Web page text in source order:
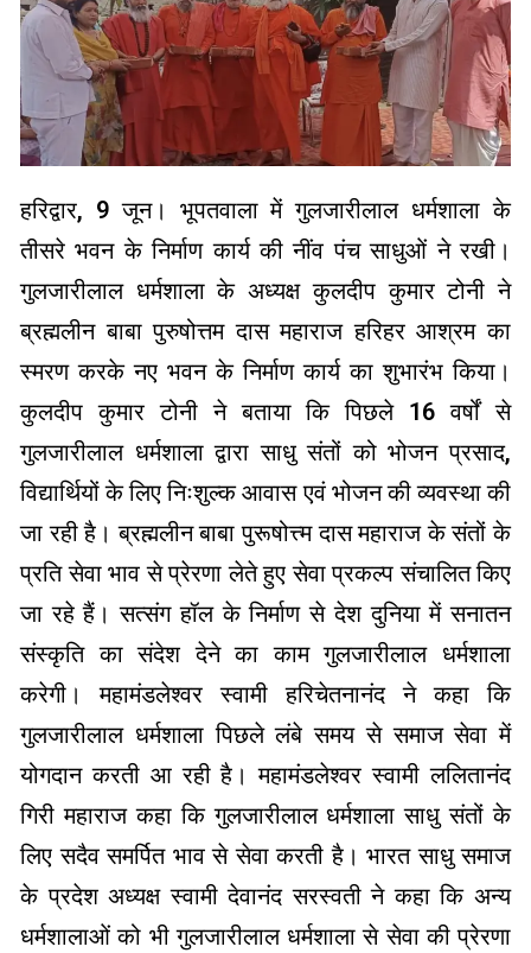
हरिद्वार, 9 जून। भूपतवाला में गुलजारीलाल धर्मशाला के
तीसरे भवन के निर्माण कार्य की नींव पंच साधुओं ने रखी।
गुलजारीलाल धर्मशाला के अध्यक्ष कुलदीप कुमार टोनी ने
ब्रह्मलीन बाबा पुरुषोत्तम दास महाराज हरिहर आश्रम का
स्मरण करके नए भवन के निर्माण कार्य का शुभारंभ किया।
कुलदीप कुमार टोनी ने बताया कि पिछले 16 वर्षों से
गुलजारीलाल धर्मशाला द्वारा साधु संतों को भोजन प्रसाद,
विद्यार्थियों के लिए निःशुल्क आवास एवं भोजन की व्यवस्था की
जा रही है। ब्रह्मलीन बाबा पुरूषोत्त्म दास महाराज के संतों के
प्रति सेवा भाव से प्रेरणा लेते हुए सेवा प्रकल्प संचालित किए
जा रहे हैं। सत्संग हॉल के निर्माण से देश दुनिया में सनातन
संस्कृति का संदेश देने का काम गुलजारीलाल धर्मशाला
करेगी। महामंडलेश्वर स्वामी हरिचेतनानंद ने कहा कि
गुलजारीलाल धर्मशाला पिछले लंबे समय से समाज सेवा में
योगदान करती आ रही है। महामंडलेश्वर स्वामी ललितानंद
गिरी महाराज कहा कि गुलजारीलाल धर्मशाला साधु संतों के
लिए सदैव समर्पित भाव से सेवा करती है। भारत साधु समाज
के प्रदेश अध्यक्ष स्वामी देवानंद सरस्वती ने कहा कि अन्य
धर्मशालाओं को भी गुलजारीलाल धर्मशाला से सेवा की प्रेरणा